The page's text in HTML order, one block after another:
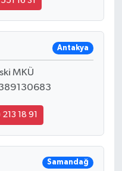
Antakya
MKÜ
18 91
Samandağ